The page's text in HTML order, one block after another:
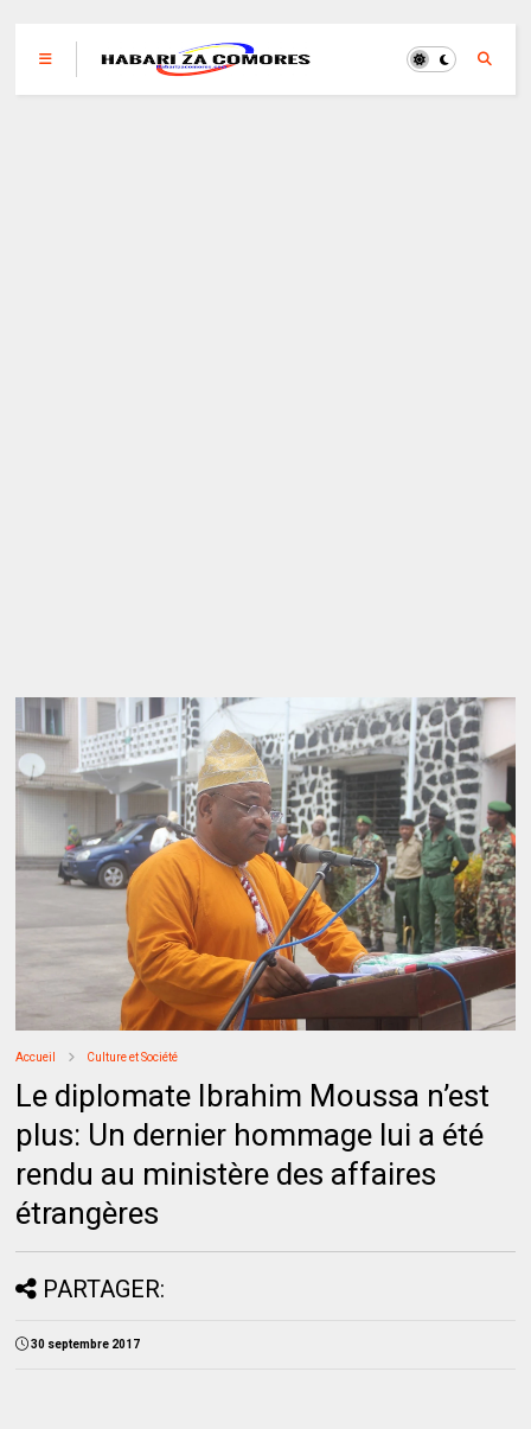
Accueil Culture et Société
Le diplomate Ibrahim Moussa n’est
plus: Un dernier hommage lui a été
rendu au ministère des affaires
étrangères
PARTAGER:
30 septembre 2017